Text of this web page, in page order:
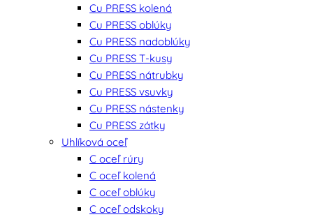
Cu PRESS kolená
Cu PRESS oblúky
Cu PRESS nadoblúky
Cu PRESS T-kusy
Cu PRESS nátrubky
Cu PRESS vsuvky
Cu PRESS nástenky
Cu PRESS zátky
Uhlíková oceľ
C oceľ rúry
C oceľ kolená
C oceľ oblúky
C oceľ odskoky